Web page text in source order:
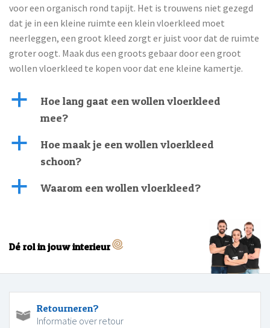
voor een organisch rond tapijt. Het is trouwens niet gezegd
dat je in een kleine ruimte een klein vloerkleed moet
neerleggen, een groot kleed zorgt er juist voor dat de ruimte
groter oogt. Maak dus een groots gebaar door een groot
wollen vloerkleed te kopen voor dat ene kleine kamertje.
a
Hoe lang gaat een wollen vloerkleed
mee?
a
Hoe maak je een wollen vloerkleed
schoon?
a Waarom een wollen vloerkleed?
Dé rol in jouw interieur
Retourneren?
Informatie over retour